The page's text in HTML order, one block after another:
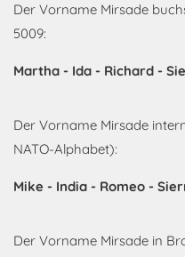
Der Vorname Mirsade
5009:
Martha - Ida - Richard -
Der Vorname Mirsade
NATO-Alphabet):
Mike - India - Romeo -
Der Vorname Mirsade in